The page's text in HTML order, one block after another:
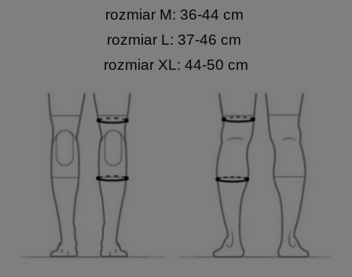
rozmiar M: 36-44 cm
rozmiar L: 37-46 cm
rozmiar XL: 44-50 cm